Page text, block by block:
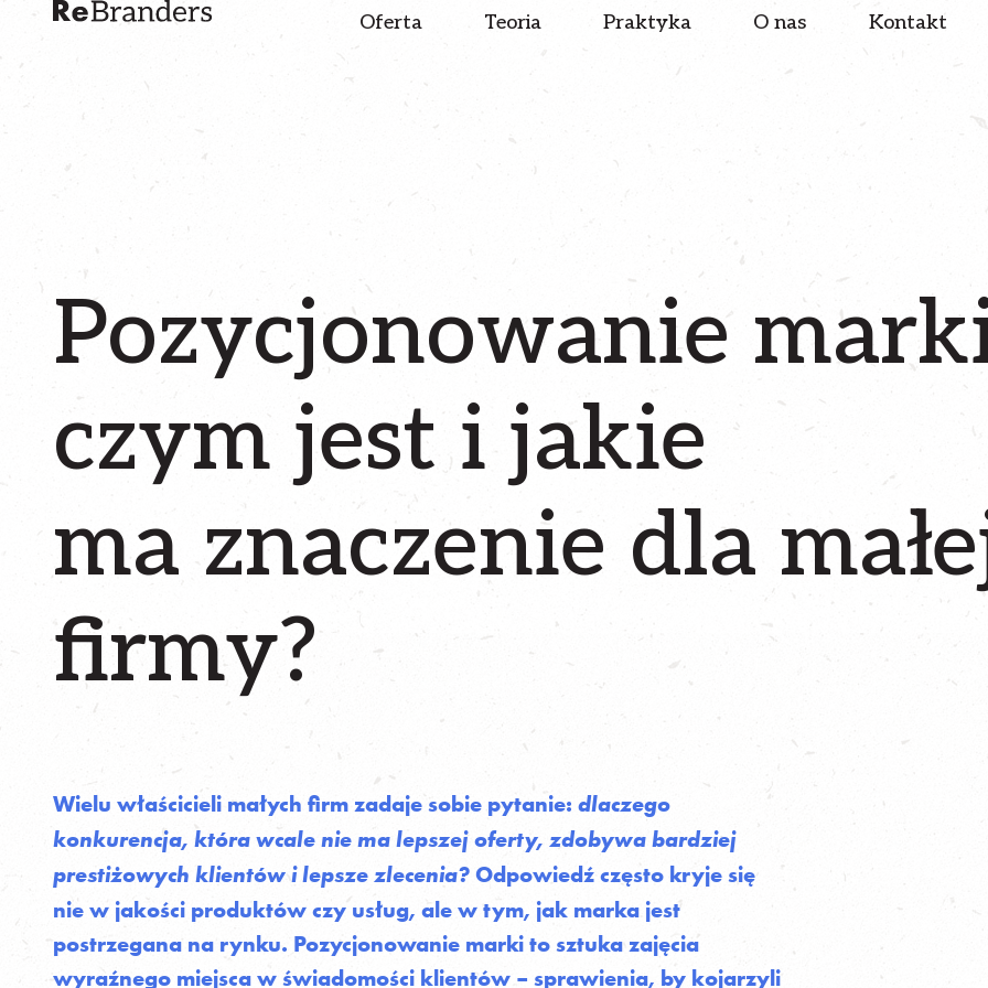
Oferta Teoria Praktyka O nas Kontakt
Pozycjonowanie
czym jest i jakie
ma znaczenie dla
firmy?
Wielu właścicieli małych firm zadaje sobie pytanie: dlaczego
konkurencja, która wcale nie ma lepszej oferty, zdobywa bardziej
prestiżowych klientów i lepsze zlecenia? Odpowiedź często kryje się
nie w jakości produktów czy usług, ale w tym, jak marka jest
postrzegana na rynku. Pozycjonowanie marki to sztuka zajęcia
wyraźnego miejsca w świadomości klientów – sprawienia, by kojarzyli